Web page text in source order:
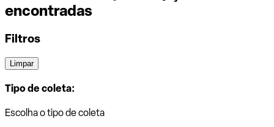
encontradas
Filtros
Limpar
Tipo de coleta:
Escolha o tipo de coleta